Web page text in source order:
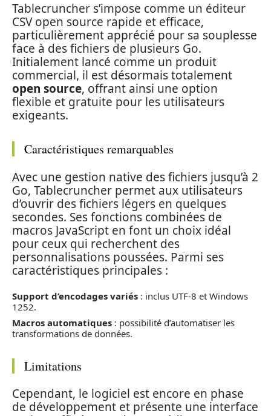
Tablecruncher s’impose comme un éditeur
CSV open source rapide et efficace,
particulièrement apprécié pour sa souplesse
face à des fichiers de plusieurs Go.
Initialement lancé comme un produit
commercial, il est désormais totalement
open source, offrant ainsi une option
flexible et gratuite pour les utilisateurs
exigeants.
Caractéristiques remarquables
Avec une gestion native des fichiers jusqu’à 2
Go, Tablecruncher permet aux utilisateurs
d’ouvrir des fichiers légers en quelques
secondes. Ses fonctions combinées de
macros JavaScript en font un choix idéal
pour ceux qui recherchent des
personnalisations poussées. Parmi ses
caractéristiques principales :
Support d’encodages variés : inclus UTF-8 et Windows
1252.
Macros automatiques : possibilité d’automatiser les
transformations de données.
Limitations
Cependant, le logiciel est encore en phase
de développement et présente une interface